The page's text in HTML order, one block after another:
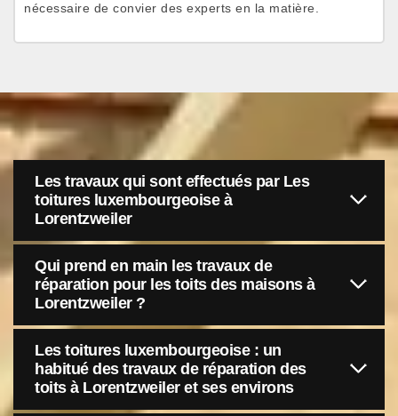
nécessaire de convier des experts en la matière.
Les travaux qui sont effectués par Les
toitures luxembourgeoise à
Lorentzweiler
Qui prend en main les travaux de
réparation pour les toits des maisons à
Lorentzweiler ?
Les toitures luxembourgeoise : un
habitué des travaux de réparation des
toits à Lorentzweiler et ses environs